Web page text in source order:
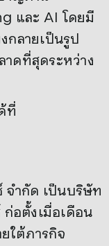
และ AI โดยมี
กลายเป็นรูป
ดที่สุดระหว่าง
ที่
จำกัด เป็นบริษัท
ก่อตั้งเมื่อเดือน
ใต้ภารกิจ